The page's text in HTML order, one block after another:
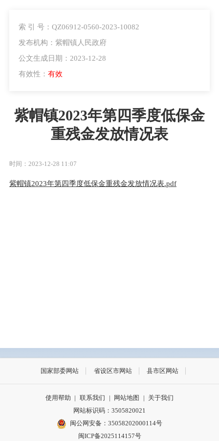
索 引 号：QZ06912-0560-2023-10082
发布机构：紫帽镇人民政府
公文生成日期：2023-12-28
有效性： 有效
紫帽镇2023年第四季度低保金
重残金发放情况表
时间：2023-12-28 11:07
紫帽镇2023年第四季度低保金重残金发放情况表.pdf
国家部委网站 省设区市网站 县市区网站
使用帮助 | 联系我们 | 网站地图 | 关于我们
网站标识码：3505820021
闽公网安备：35058202000114号
闽ICP备2025114157号